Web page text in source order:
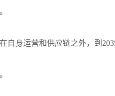
身运营和供应链之外，到